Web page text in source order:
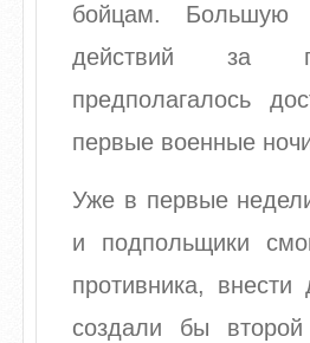
бойцам. Большую
действий за
предполагалось
первые военные
Уже в первые
и подпольщики
противника,
создали бы